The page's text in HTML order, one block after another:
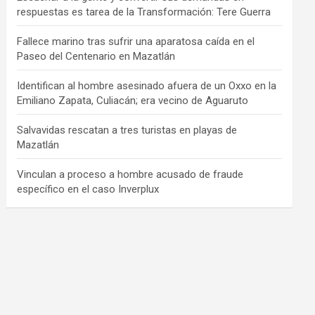
respuestas es tarea de la Transformación: Tere Guerra
Fallece marino tras sufrir una aparatosa caída en el
Paseo del Centenario en Mazatlán
Identifican al hombre asesinado afuera de un Oxxo en la
Emiliano Zapata, Culiacán; era vecino de Aguaruto
Salvavidas rescatan a tres turistas en playas de
Mazatlán
Vinculan a proceso a hombre acusado de fraude
específico en el caso Inverplux